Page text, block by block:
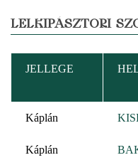
LELKIPÁSZTORI
JELLEGE
Káplán
Káplán